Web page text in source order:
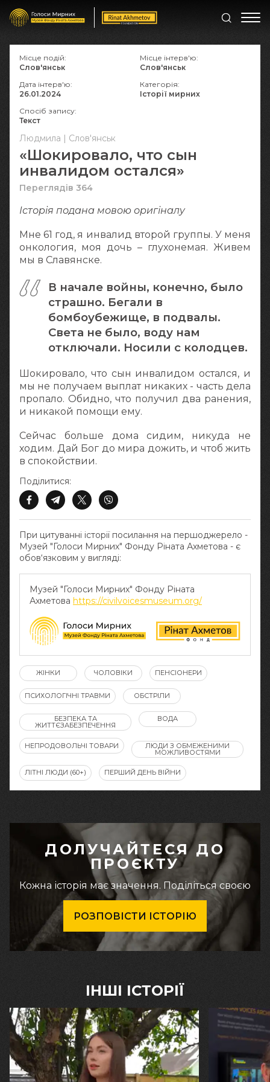
Людмила | Слов'янськ
«Шокировало, что сын
инвалидом остался»
Переглядів 364
Історія подана мовою оригіналy
Мне 61 год, я инвалид второй группы. У меня
онкология, моя дочь – глухонемая. Живем
мы в Славянске.
В начале войны, конечно, было
страшно. Бегали в
бомбоубежище, в подвалы.
Света не было, воду нам
отключали. Носили с колодцев.
Шокировало, что сын инвалидом остался, и
мы не получаем выплат никаких - часть дела
пропало. Обидно, что получил два ранения,
и никакой помощи ему.
Сейчас больше дома сидим, никуда не
ходим. Дай Бог до мира дожить, и чтоб жить
в спокойствии.
При цитуванні історії посилання на першоджерело -
Музей "Голоси Мирних" Фонду Ріната Ахметова - є
обов‘язковим у вигляді:
Музей "Голоси Мирних" Фонду Ріната
Ахметова https://civilvoicesmuseum.org/
Поділитися:
Місце подій:
Слов'янськ
Місце інтерв'ю:
Слов'янськ
Дата інтерв'ю:
26.01.2024
Категорія:
Історії мирних
Спосіб запису:
Текст
ЖІНКИ ЧОЛОВІКИ ПЕНСІОНЕРИ
ПСИХОЛОГІЧНІ ТРАВМИ ОБСТРІЛИ
БЕЗПЕКА ТА
ЖИТТЄЗАБЕЗПЕЧЕННЯ
ВОДА
НЕПРОДОВОЛЬЧІ ТОВАРИ ЛЮДИ З ОБМЕЖЕНИМИ
МОЖЛИВОСТЯМИ
ЛІТНІ ЛЮДИ (60+) ПЕРШИЙ ДЕНЬ ВІЙНИ
ДОЛУЧАЙТЕСЯ ДО
ПРОЄКТУ
Кожна історія має значення. Поділіться своєю
РОЗПОВІСТИ ІСТОРІЮ
ІНШІ ІСТОРІЇ